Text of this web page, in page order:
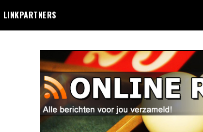
LINKPARTNERS